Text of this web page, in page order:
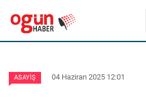
ASAYIŞ 04 Haziran 2025 12:01